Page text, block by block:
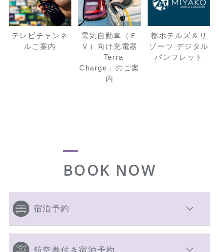
テレビチャンネ
ルご案内
電気自動車（Ｅ
Ｖ）向け充電器
「Terra
Charge」のご案
内
都ホテルズ＆リ
ゾーツ デジタル
パンフレット
BOOK NOW
宿泊予約
航空券付き宿泊予約